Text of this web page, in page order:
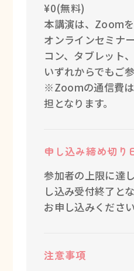
¥0(無料)
本講演は、Zoom
オンラインセミナ
コン、タブレット
いずれからでもご
※Zoomの通信費
担となります。
申し込み締め切り
参加者の上限に達
し込み受付終了と
お申し込みください
注意事項